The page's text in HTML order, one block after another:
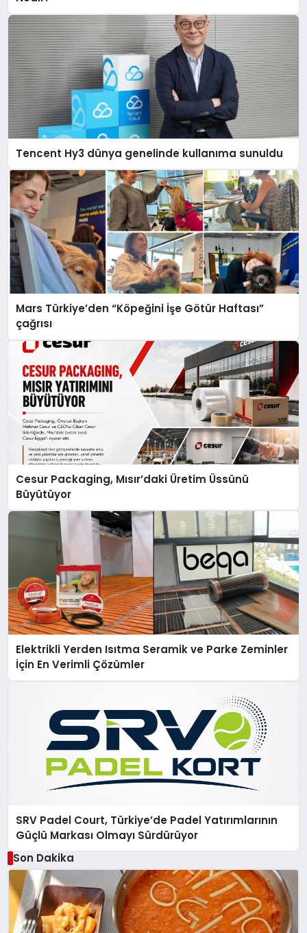
Tencent Hy3 dünya genelinde kullanıma sunuldu
Mars Türkiye’den “Köpeğini İşe Götür Haftası”
çağrısı
Cesur Packaging, Mısır’daki Üretim Üssünü
Büyütüyor
Elektrikli Yerden Isıtma Seramik ve Parke Zeminler
İçin En Verimli Çözümler
SRV Padel Court, Türkiye’de Padel Yatırımlarının
Güçlü Markası Olmayı Sürdürüyor
Son Dakika